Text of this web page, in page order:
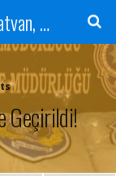
Ajans13.com - Bitlis Haber, Tatvan, Ahlat, Adilcevaz, Mutki, Hizan, Güroymak, Gazete, Ajans, 13, Haber
Geçirildi!